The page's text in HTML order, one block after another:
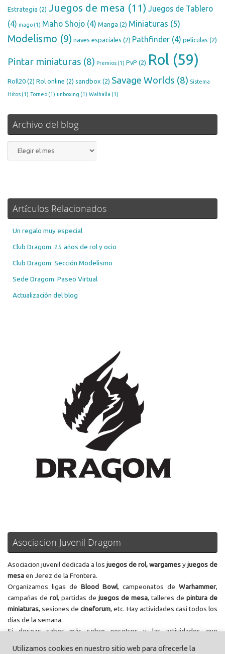
Estrategia (2) Juegos de mesa (11) Juegos de Tablero
(4) mago (1) Maho Shojo (4) Manga (2) Miniaturas (5)
Modelismo (9) naves espaciales (2) Pathfinder (4) peliculas (2)
Pintar miniaturas (8) Premios (1) PvP (2) Rol (59)
Roll20 (2) Rol online (2) sandbox (2) Savage Worlds (8) Sistema
Hitos (1) Torneo (1) unboxing (1) Walhalla (1)
Archivo del blog
Archivo
Artículos Relacionados
Un regalo muy especial
Club Dragom: 25 años de rol y ocio
Club Dragom: Sección Modelismo
Sede Dragom: Paseo Virtual
Actualización del blog
Asociacion Juvenil Dragom
Asociacion juvenil dedicada a los juegos de rol, wargamesyjuegos de
mesaen Jerez de la Frontera.
Organizamos ligas de Blood Bowl, campeonatos de Warhammer,
campañas de rol, partidas de juegos de mesa, talleres de pintura de
miniaturas, sesiones decineforum, etc. Hay actividades casi todos los
días de la semana.
Si deseas saber más sobre nosotros y las actividades que
Utilizamos cookies en nuestro sitio web para ofrecerle la